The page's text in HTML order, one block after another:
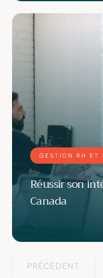
GESTION RH ET
Réussir son
Canada
PRÉCÉDENT